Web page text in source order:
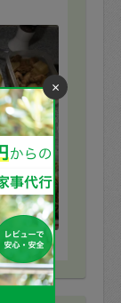
で、いつ
感想です。
×